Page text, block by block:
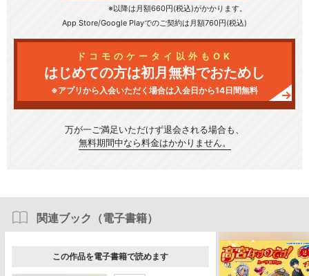
※以降は月額660円(税込)がかかります。
App Store/Google Playでのご契約は月額760円(税込)
ドコモのケータイ以外もOK
はじめての方は初月無料でおためし
※アプリから入会いただく場合は入会日から14日間無料
万が一ご満足いただけず退会される場合も、
無料期間中なら料金はかかりません。
関連ブック（電子書籍）
この作品を電子書籍で読めます